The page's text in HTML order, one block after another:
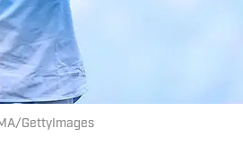
GettyImages